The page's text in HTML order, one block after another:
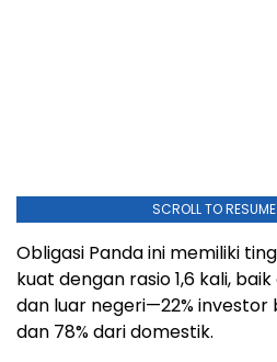
SCROLL TO
Obligasi Panda ini memiliki
kuat dengan rasio 1,6 kali,
dan luar negeri—22%
dan 78% dari domestik.